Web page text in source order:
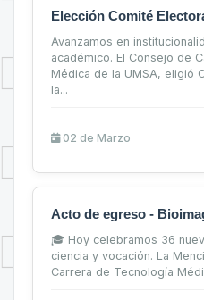
Elección Comité
Avanzamos en
académico. El Consejo de
Médica de la UMSA, eligió
la...
02 de Marzo
Acto de egreso -
🎓 Hoy celebramos 36
ciencia y vocación. La
Carrera de Tecnología